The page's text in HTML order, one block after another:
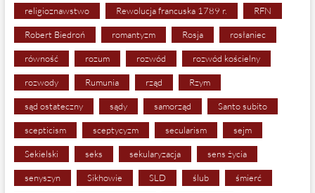
religioznawstwo Rewolucja francuska 1789 r. RFN
Robert Biedroń romantyzm Rosja rosłaniec
równość rozum rozwód rozwód kościelny
rozwody Rumunia rząd Rzym
sąd ostateczny sądy samorząd Santo subito
scepticism sceptycyzm secularism sejm
Sekielski seks sekularyzacja sens życia
senyszyn Sikhowie SLD ślub śmierć